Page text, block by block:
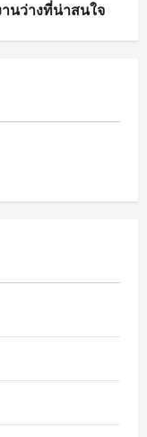
นว่างที่น่าสนใจ